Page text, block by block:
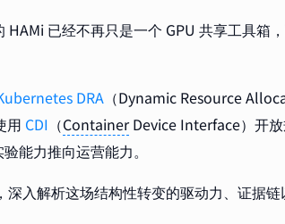
已经不再只是一个 GPU 共享工具箱
DRA （Dynamic Resource
用 CDI （ContainerDevice Interface）开
能力推向运营能力。
入解析这场结构性转变的驱动力、证据链